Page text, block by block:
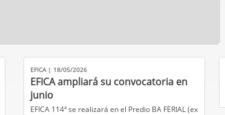
EFICA | 18/05/2026
EFICA ampliará su convocatoria en
junio
​EFICA 114ª se realizará en el Predio BA FERIAL (ex